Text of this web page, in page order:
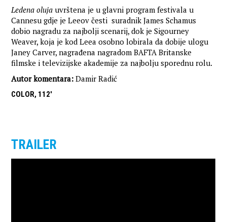
Ledena oluja uvrštena je u glavni program festivala u
Cannesu gdje je Leeov česti suradnik James Schamus
dobio nagradu za najbolji scenarij, dok je Sigourney
Weaver, koja je kod Leea osobno lobirala da dobije ulogu
Janey Carver, nagrađena nagradom BAFTA Britanske
filmske i televizijske akademije za najbolju sporednu rolu.
Autor komentara: Damir Radić
COLOR, 112'
TRAILER